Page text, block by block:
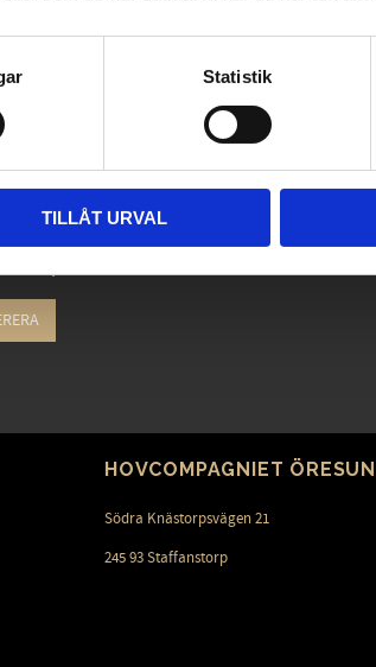
Statistik
TILLÅT URVAL
& inspiration
HOVCOMPAGNIET
Södra Knästorpsvägen 21
245 93 Staffanstorp